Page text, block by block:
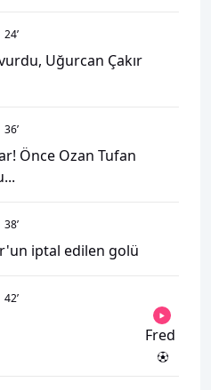
24’
Uğurcan Çakır
36’
Önce Ozan Tufan
38’
iptal edilen golü
42’
Fred